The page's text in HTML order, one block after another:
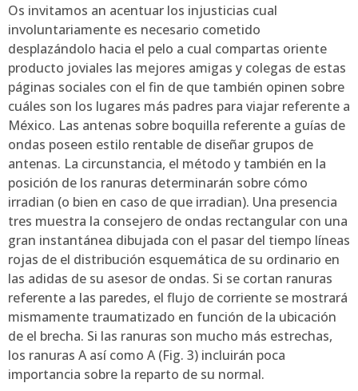
Os invitamos an acentuar los injusticias cual
involuntariamente es necesario cometido
desplazándolo hacia el pelo a cual compartas oriente
producto joviales las mejores amigas y colegas de estas
páginas sociales con el fin de que también opinen sobre
cuáles son los lugares más padres para viajar referente a
México. Las antenas sobre boquilla referente a guías de
ondas poseen estilo rentable de diseñar grupos de
antenas. La circunstancia, el método y también en la
posición de los ranuras determinarán sobre cómo
irradian (o bien en caso de que irradian). Una presencia
tres muestra la consejero de ondas rectangular con una
gran instantánea dibujada con el pasar del tiempo líneas
rojas de el distribución esquemática de su ordinario en
las adidas de su asesor de ondas. Si se cortan ranuras
referente a las paredes, el flujo de corriente se mostrará
mismamente traumatizado en función de la ubicación
de el brecha. Si las ranuras son mucho más estrechas,
los ranuras A así­ como A (Fig. 3) incluirán poca
importancia sobre la reparto de su normal.